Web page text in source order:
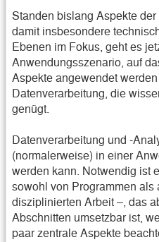
Standen bislang Aspekte
damit insbesondere
Ebenen im Fokus, geht es
Anwendungsszenario, auf
Aspekte angewendet
Datenverarbeitung, die
genügt.
Datenverarbeitung und -
(normalerweise) in einer
werden kann. Notwendig ist
sowohl von Programmen
disziplinierten Arbeit –, das
Abschnitten umsetzbar ist,
paar zentrale Aspekte